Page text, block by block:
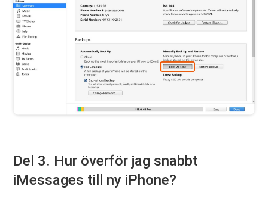
Del 3. Hur överför jag snabbt
iMessages till ny iPhone?